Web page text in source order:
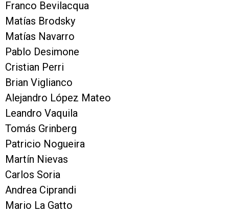
Franco Bevilacqua
Matías Brodsky
Matías Navarro
Pablo Desimone
Cristian Perri
Brian Viglianco
Alejandro López Mateo
Leandro Vaquila
Tomás Grinberg
Patricio Nogueira
Martín Nievas
Carlos Soria
Andrea Ciprandi
Mario La Gatto